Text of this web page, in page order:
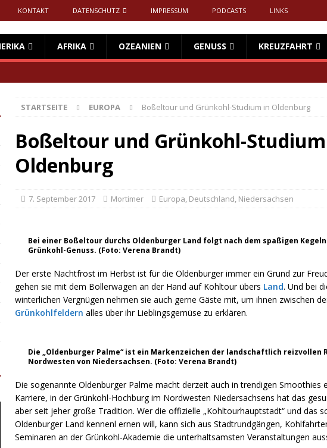
KONTAKT DATENSCHUTZ IMPRESSUM PODCASTS LINKS
AFRIKA OZEANIEN GENUSS KREUZFAHRT
STARTSEITE EUROPA Boßeltour und Grünkohl-Studium in Oldenburg
Boßeltour und Grünkohl-
Oldenburg
7. September 2017 Mortimer Europa, Deutschland, Niedersachsen
Bei einer Boßeltour durchs Oldenburger Land folgt nach dem spaßigen
Grünkohl-Genuss. (Foto: Verena Brandt)
Der erste Nachtfrost im Herbst ist für die Oldenburger immer ein Grund zur
gehen sie mit dem Bollerwagen an der Hand auf Kohltour übers Land. Und bei
winterlichen Vergnügen nehmen sie auch gerne Gäste mit, um ihnen zwischen
Grünkohlfeldern alles über ihr Lieblingsgemüse zu erklären.
Die „Oldenburger Palme“ ist ein Markenzeichen der landschaftlich reizvollen
Nordwesten von Niedersachsen. (Foto: Verena Brandt)
Die sogenannte Oldenburger Palme macht derzeit auch in trendigen Smoothies
Karriere, in der Grünkohl-Hochburg im Nordwesten Niedersachsens hat das
aber seit jeher große Tradition. Wer die offizielle „Kohltourhauptstadt“ und das
Oldenburger Land kennenl ernen will, kann sich aus Stadtrundgängen,
Seminaren an der Grünkohl-Akademie die unterhaltsamsten Veranstaltungen